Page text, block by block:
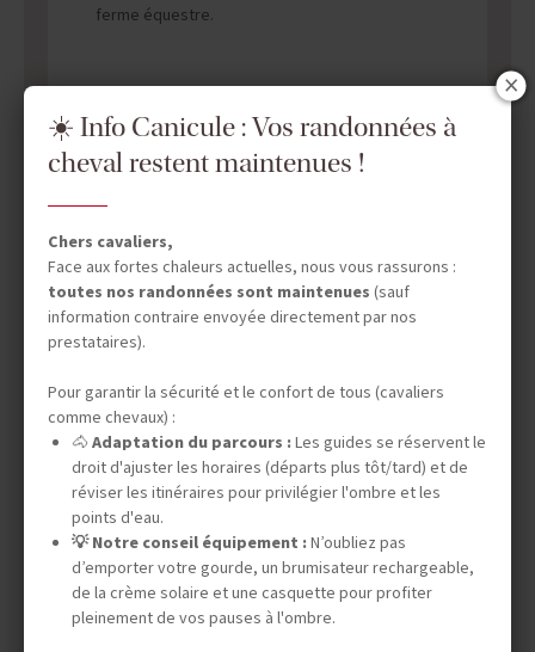
ferme équestre.
INFOS ÉQUESTRES
INFOS PRATIQUES
TOURISME RESPONSABLE
AVIS CAVALIERS
☀️ Info Canicule : Vos randonnées à
cheval restent maintenues !
Chers cavaliers,
Face aux fortes chaleurs actuelles, nous vous rassurons :
toutes nos randonnées sont maintenues (sauf
information contraire envoyée directement par nos
prestataires).
Pour garantir la sécurité et le confort de tous (cavaliers
comme chevaux) :
🐴 Adaptation du parcours :Les guides se réservent le
droit d'ajuster les horaires (départs plus tôt/tard) et de
réviser les itinéraires pour privilégier l'ombre et les
points d'eau.
💡 Notre conseil équipement :N’oubliez pas
d’emporter votre gourde, un brumisateur rechargeable,
de la crème solaire et une casquette pour profiter
pleinement de vos pauses à l'ombre.